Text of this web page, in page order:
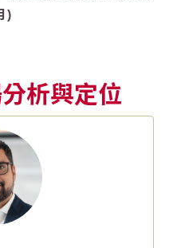
)
析與定位